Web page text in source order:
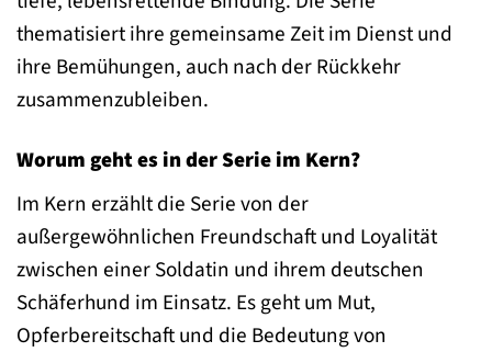
thematisiert ihre gemeinsame Zeit im Dienst und
ihre Bemühungen, auch nach der Rückkehr
zusammenzubleiben.
Worum geht es in der Serie im Kern?
Im Kern erzählt die Serie von der
außergewöhnlichen Freundschaft und Loyalität
zwischen einer Soldatin und ihrem deutschen
Schäferhund im Einsatz. Es geht um Mut,
Opferbereitschaft und die Bedeutung von